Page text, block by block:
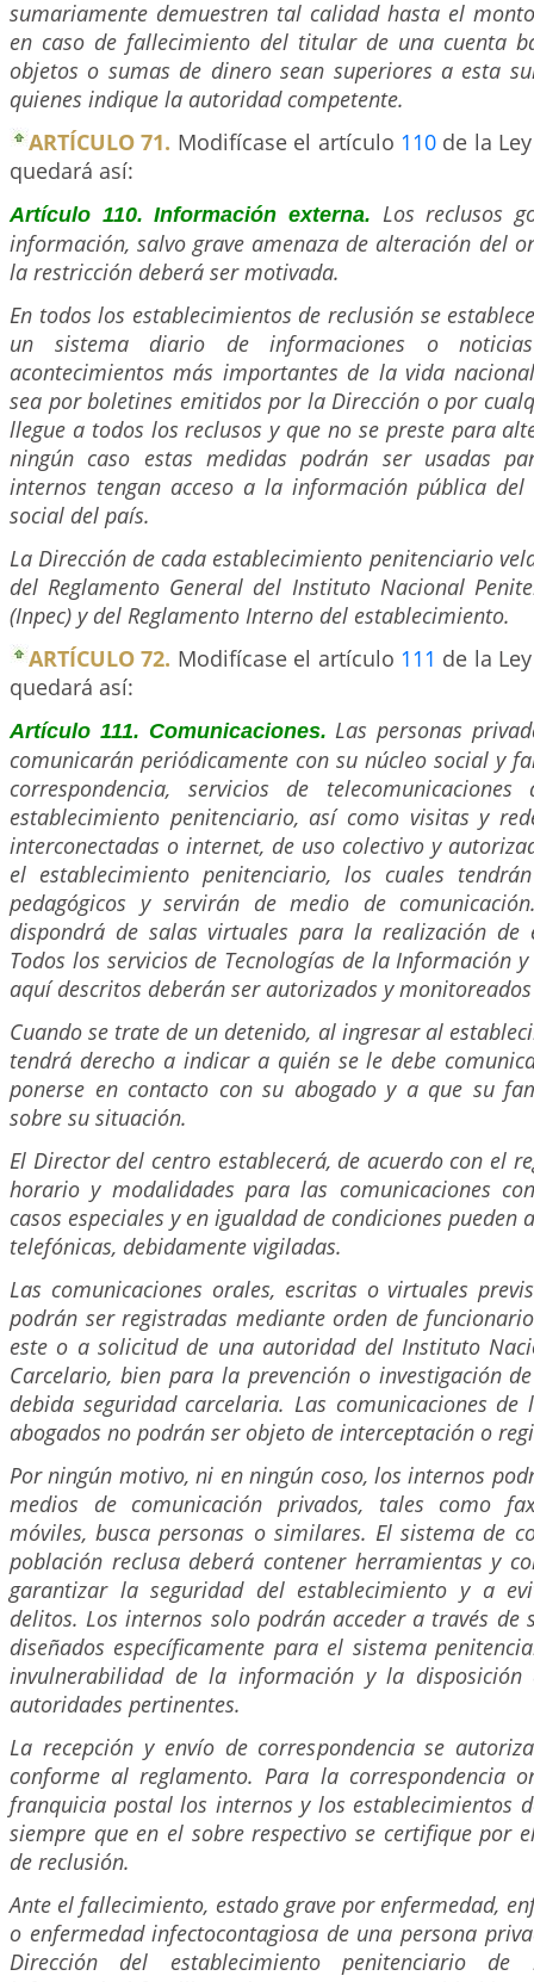
sumariamente demuestren tal calidad hasta el
en caso de fallecimiento del titular de una cuenta
objetos o sumas de dinero sean superiores a esta
quienes indique la autoridad competente.
ARTÍCULO 71. Modifícase el artículo 110de la
quedará así:
Artículo 110. Información externa. Los reclusos
información, salvo grave amenaza de alteración del
la restricción deberá ser motivada.
En todos los establecimientos de reclusión se
un sistema diario de informaciones o
acontecimientos más importantes de la vida
sea por boletines emitidos por la Dirección o por
llegue a todos los reclusos y que no se preste para
ningún caso estas medidas podrán ser usadas
internos tengan acceso a la información pública
social del país.
La Dirección de cada establecimiento penitenciario
del Reglamento General del Instituto Nacional
(Inpec) y del Reglamento Interno del establecimiento.
ARTÍCULO 72. Modifícase el artículo 111 de la
quedará así:
Artículo 111. Comunicaciones.Las personas
comunicarán periódicamente con su núcleo social y
correspondencia, servicios de
establecimiento penitenciario, así como visitas y
interconectadas o internet, de uso colectivo y
el establecimiento penitenciario, los cuales
pedagógicos y servirán de medio de
dispondrá de salas virtuales para la realización de
Todos los servicios de Tecnologías de la Información
aquí descritos deberán ser autorizados y
Cuando se trate de un detenido, al ingresar al
tendrá derecho a indicar a quién se le debe
ponerse en contacto con su abogado y a que su
sobre su situación.
El Director del centro establecerá, de acuerdo con el
horario y modalidades para las comunicaciones
casos especiales y en igualdad de condiciones
telefónicas, debidamente vigiladas.
Las comunicaciones orales, escritas o virtuales
podrán ser registradas mediante orden de
este o a solicitud de una autoridad del Instituto
Carcelario, bien para la prevención o investigación
debida seguridad carcelaria. Las comunicaciones de
abogados no podrán ser objeto de interceptación o
Por ningún motivo, ni en ningún coso, los internos
medios de comunicación privados, tales como
móviles, busca personas o similares. El sistema de
población reclusa deberá contener herramientas y
garantizar la seguridad del establecimiento y a
delitos. Los internos solo podrán acceder a través de
diseñados específicamente para el sistema
invulnerabilidad de la información y la
autoridades pertinentes.
La recepción y envío de correspondencia se
conforme al reglamento. Para la correspondencia
franquicia postal los internos y los establecimientos
siempre que en el sobre respectivo se certifique por
de reclusión.
Ante el fallecimiento, estado grave por enfermedad,
o enfermedad infectocontagiosa de una persona
Dirección del establecimiento penitenciario de